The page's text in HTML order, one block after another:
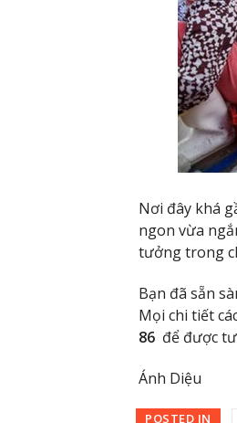
Nơi đây khá
ngon vừa
tưởng trong
Bạn đã sẵn
Mọi chi tiết
86 để được
Ánh Diệu
POSTED IN